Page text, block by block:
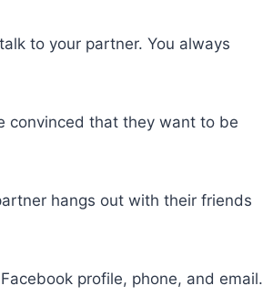
to your partner. You always
convinced that they want to be
hangs out with their friends
profile, phone, and email.